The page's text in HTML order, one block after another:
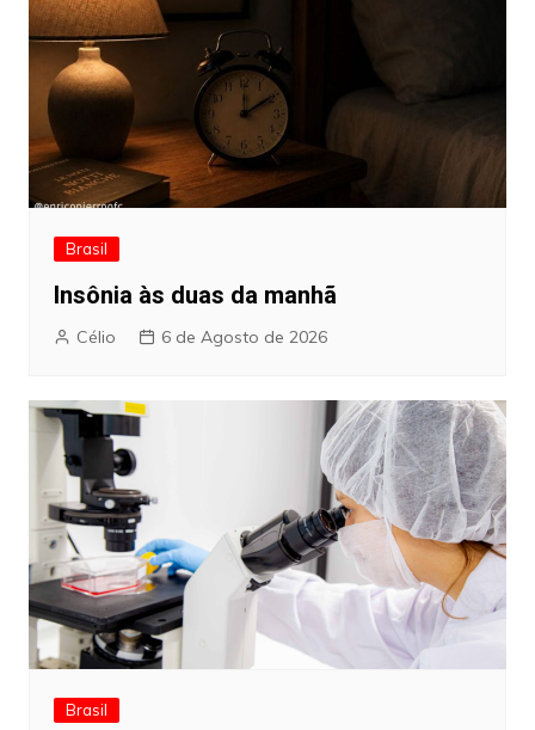
Brasil
Insônia às duas da manhã
Célio 6 de Agosto de 2026
Brasil